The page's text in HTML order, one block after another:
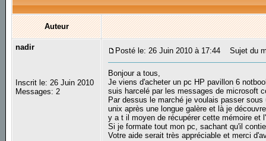
Auteur
nadir
Inscrit le: 26 Juin 2010
Messages: 2
Posté le: 26 Juin 2010 à 17:44 Sujet du
Bonjour a tous,
Je viens d'acheter un pc HP pavillon 6
suis harcelé par les messages de microsoft
Par dessus le marché je voulais passer
unix après une longue galère et là je
y a t il moyen de récupérer cette mémoire et
Si je formate tout mon pc, sachant qu'il
Votre aide serait très appréciable et merci